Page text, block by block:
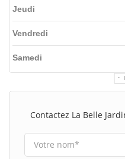
Jeudi
Vendredi
Samedi
Contactez La Belle